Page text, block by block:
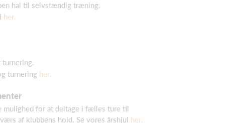
hal til selvstændig træning.
her.
turnering her.
for at deltage i fælles ture til
af klubbens hold. Se vores årshjul her.